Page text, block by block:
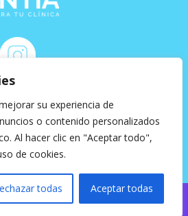
su experiencia de
o contenido personalizados
Al hacer clic en "Aceptar todo",
de cookies.
todas Aceptar todas
Consultores SL. Todos los
legal·Política de cookies